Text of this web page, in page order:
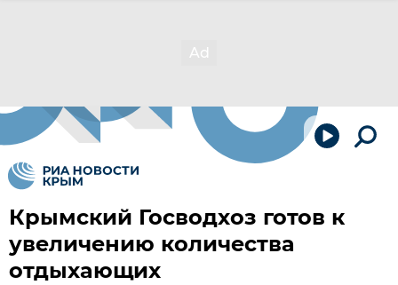
Крымский Госводхоз готов к
увеличению количества
отдыхающих